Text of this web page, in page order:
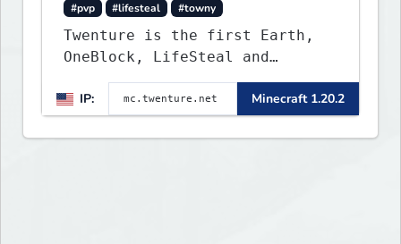
#pvp
#lifesteal #towny
Twenture is the first Earth,
OneBlock, LifeSteal and
Survival Server set in version
1.20 - 1.20.2. Get ready to
make memories that you will
never forget and play on one
IP: Minecraft 1.20.2